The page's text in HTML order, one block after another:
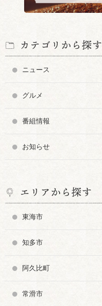
カテゴリから探す
ニュース
グルメ
番組情報
お知らせ
エリアから探す
東海市
知多市
阿久比町
常滑市